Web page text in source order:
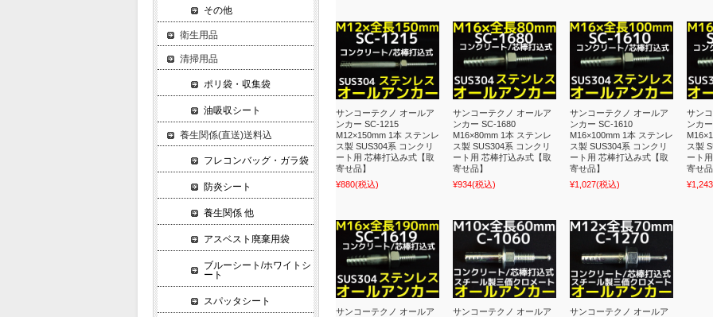
サンコーテクノ オールア
ンカー SC-1215
M12×150mm 1本 ステンレ
ス製 SUS304系 コンクリ
ート用 芯棒打込み式【取
寄せ品】
¥880(税込)
サンコーテクノ オールア
ンカー SC-1680
M16×80mm 1本 ステンレ
ス製 SUS304系 コンクリ
ート用 芯棒打込み式【取
寄せ品】
¥934(税込)
サンコーテクノ オールア
ンカー SC-1610
M16×100mm 1本 ステンレ
ス製 SUS304系 コンクリ
ート用 芯棒打込み式【取
寄せ品】
¥1,027(税込)
サン
ンカ
ス製
ート
寄せ品
¥1,243
サンコーテクノ オールア サンコーテクノ オールア サンコーテクノ オールア
その他
衛生用品
清掃用品
ポリ袋・収集袋
油吸収シート
養生関係(直送)送料込
フレコンバッグ・ガラ袋
防炎シート
養生関係 他
アスベスト廃棄用袋
ブルーシート/ホワイトシ
ート
スパッタシート